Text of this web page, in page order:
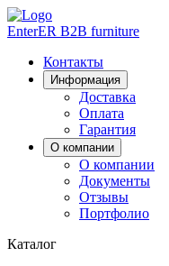
EnterER B2B furniture
Контакты
Информация
Доставка
Оплата
Гарантия
О компании
О компании
Документы
Отзывы
Портфолио
Каталог